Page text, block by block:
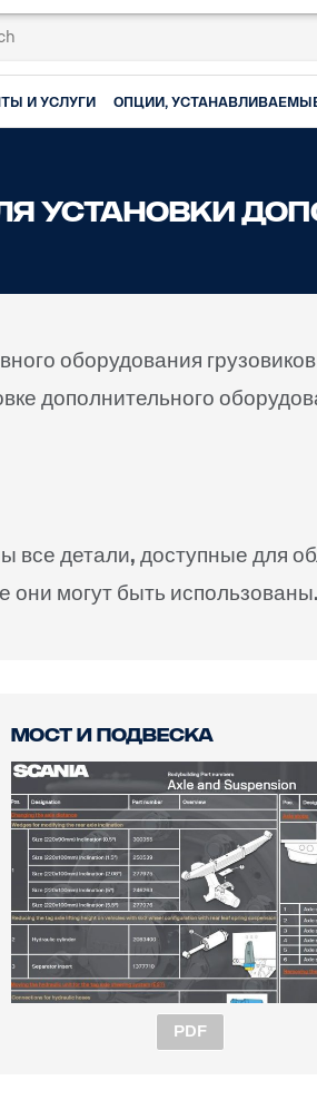
И УСЛУГИ ОПЦИИ,
УСТАНОВКИ
оборудования
дополнительного
все детали, доступные для
они могут быть использованы.
Мост и подвеска
PDF